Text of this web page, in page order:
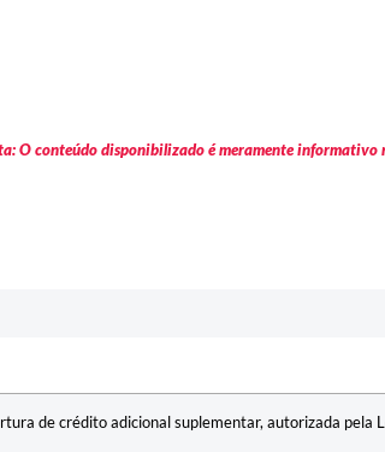
O conteúdo disponibilizado é meramente
de crédito adicional suplementar, autorizada pela